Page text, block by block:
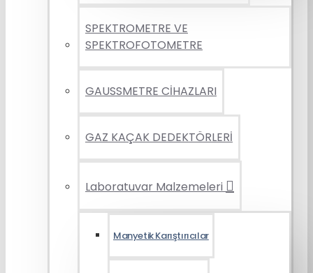
SPEKTROMETRE VE
SPEKTROFOTOMETRE
GAUSSMETRE CİHAZLARI
GAZ KAÇAK DEDEKTÖRLERİ
Laboratuvar Malzemeleri
Manyetik Karıştırıcılar